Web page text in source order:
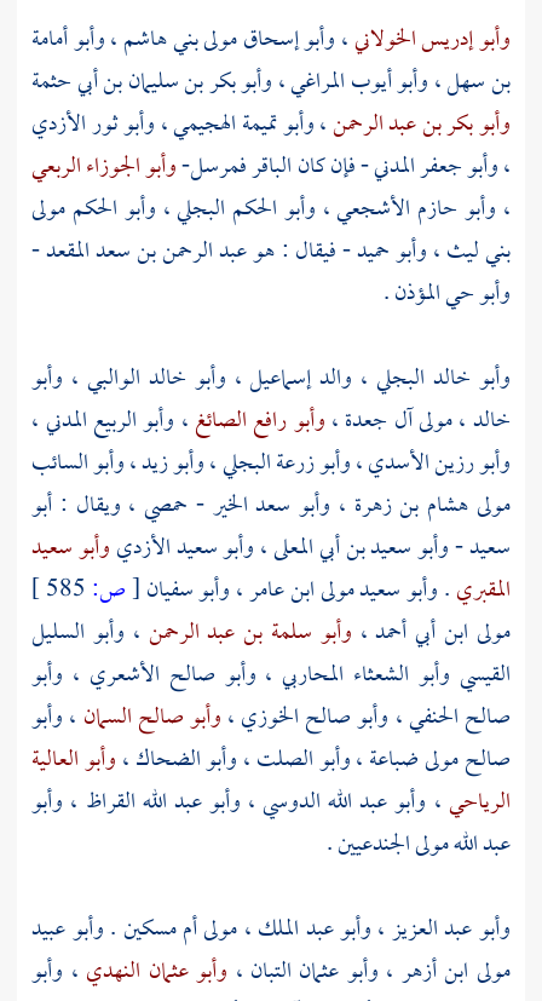
وأبو إدريس الخولاني،وأبو إسحاق مولى بني هاشم،وأبو أمامة
بن سهل،وأبو أيوب المراغي،وأبو بكر بن سليمان بن أبي حثمة
وأبو بكر بن عبد الرحمن،وأبو تميمة الهجيمي،وأبو ثور الأزدي
،وأبو جعفر المدني- فإن كانالباقرفمرسل-وأبو الجوزاء الربعي
، وأبو حازم الأشجعي، وأبو الحكم البجلي، وأبو الحكم مولى
بني ليث،وأبو حميد- فيقال : هوعبد الرحمن بن سعد المقعد-
وأبو حي المؤذن.
وأبو خالد البجلي ، والد إسماعيل، وأبو خالد الوالبي ، وأبو
خالد ، مولى آل جعدة،وأبو رافع الصائغ، وأبو الربيع المدني،
وأبو رزين الأسدي،وأبو زرعة البجلي،وأبو زيد،وأبو السائب
مولى هشام بن زهرة ، وأبو سعد الخير- حمصي ، ويقال : أبو
سعيد-وأبو سعيد بن أبي المعلى،وأبو سعيد الأزديوأبو سعيد
المقبري.وأبو سعيد مولى ابن عامر،وأبو سفيان[ص:
مولى ابن أبي أحمد، وأبو سلمة بن عبد الرحمن ، وأبو السليل
القيسي وأبو الشعثاء المحاربي ، وأبو صالح الأشعري ، وأبو
صالح الحنفي، وأبو صالح الخوزي،وأبو صالح السمان ،وأبو
صالح مولى ضباعة،وأبو الصلت،وأبو الضحاك،وأبو العالية
الرياحي، وأبو عبد الله الدوسي، وأبو عبد الله القراظ ، وأبو
عبد الله مولى الجندعيين.
وأبو عبد العزيز،وأبو عبد الملك ، مولى أم مسكين.وأبو عبيد
مولى ابن أزهر ، وأبو عثمان التبان ، وأبو عثمان النهدي ، وأبو